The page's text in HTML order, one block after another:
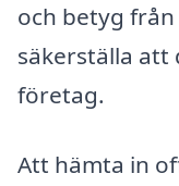
och betyg
säkerställa
företag.
Att hämta in